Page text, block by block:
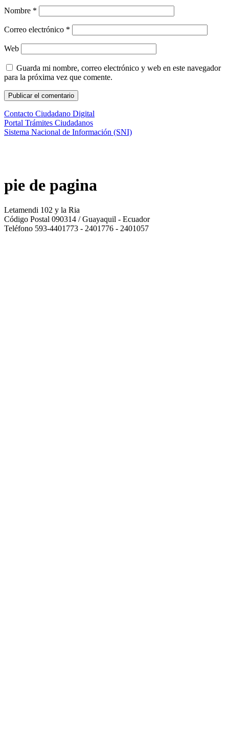
Nombre *
Correo electrónico *
Web
Guarda mi nombre, correo electrónico y web en este navegador
para la próxima vez que comente.
Contacto Ciudadano Digital
Portal Trámites Ciudadanos
Sistema Nacional de Información (SNI)
pie de pagina
Letamendi 102 y la Ria
Código Postal 090314 / Guayaquil - Ecuador
Teléfono 593-4401773 - 2401776 - 2401057